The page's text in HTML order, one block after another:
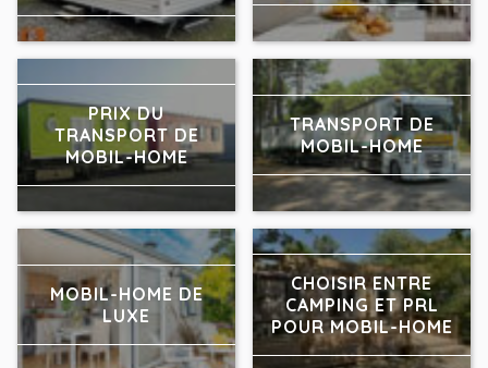
PRIX DU
TRANSPORT DE
MOBIL-HOME
TRANSPORT DE
MOBIL-HOME
MOBIL-HOME DE
LUXE
CHOISIR ENTRE
CAMPING ET PRL
POUR MOBIL-HOME